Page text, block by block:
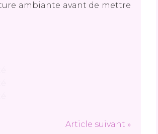
ambiante avant de mettre
Article suivant »